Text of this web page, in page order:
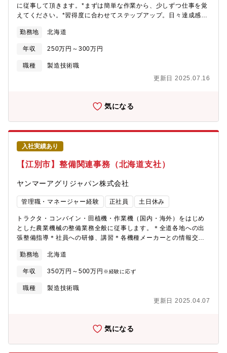
に従事して頂きます。*まずは簡単な作業から、少しずつ仕事を覚
えてください。*習得度に合わせてステップアップ。日々達成感を
します。
勤務地 北海道
年収 250万円～300万円
職種
製造技術職
更新日 2025.07.16
気になる
入社実績あり
【江別市】整備関連事務（北海道支社）
ヤンマーアグリジャパン株式会社
管理職・マネージャー経験 正社員 土日休み
トラクタ・コンバイン・田植機・作業機（国内・海外）をはじめ
とした農業機械の整備業務全般に従事します。＊全道各地への出
張整備指導＊社員への研修、講習＊各機種メーカーとの情報交換
勤務地
北海道
年収 350万円～500万円 ※経験に応ず
職種
製造技術職
更新日 2025.04.07
気になる